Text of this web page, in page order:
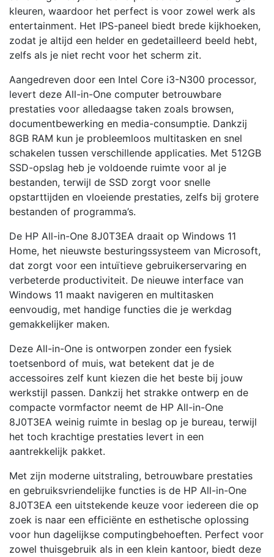
kleuren, waardoor het perfect is voor zowel werk als
entertainment. Het IPS-paneel biedt brede kijkhoeken,
zodat je altijd een helder en gedetailleerd beeld hebt,
zelfs als je niet recht voor het scherm zit.
Aangedreven door een Intel Core i3-N300 processor,
levert deze All-in-One computer betrouwbare
prestaties voor alledaagse taken zoals browsen,
documentbewerking en media-consumptie. Dankzij
8GB RAM kun je probleemloos multitasken en snel
schakelen tussen verschillende applicaties. Met 512GB
SSD-opslag heb je voldoende ruimte voor al je
bestanden, terwijl de SSD zorgt voor snelle
opstarttijden en vloeiende prestaties, zelfs bij grotere
bestanden of programma’s.
De HP All-in-One 8J0T3EA draait op Windows 11
Home, het nieuwste besturingssysteem van Microsoft,
dat zorgt voor een intuïtieve gebruikerservaring en
verbeterde productiviteit. De nieuwe interface van
Windows 11 maakt navigeren en multitasken
eenvoudig, met handige functies die je werkdag
gemakkelijker maken.
Deze All-in-One is ontworpen zonder een fysiek
toetsenbord of muis, wat betekent dat je de
accessoires zelf kunt kiezen die het beste bij jouw
werkstijl passen. Dankzij het strakke ontwerp en de
compacte vormfactor neemt de HP All-in-One
8J0T3EA weinig ruimte in beslag op je bureau, terwijl
het toch krachtige prestaties levert in een
aantrekkelijk pakket.
Met zijn moderne uitstraling, betrouwbare prestaties
en gebruiksvriendelijke functies is de HP All-in-One
8J0T3EA een uitstekende keuze voor iedereen die op
zoek is naar een efficiënte en esthetische oplossing
voor hun dagelijkse computingbehoeften. Perfect voor
zowel thuisgebruik als in een klein kantoor, biedt deze